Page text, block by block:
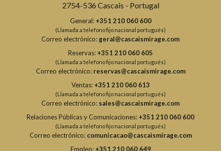
2754-536 Cascais - Portugal
General: +351 210 060 600
(Llamada a telefono fijo nacional portugués)
Correo electrónico:geral@cascaismirage.com
Reservas: +351 210 060 605
(Llamada a telefono fijo nacional portugués)
Correo electrónico: reservas@cascaismirage.com
Ventas: +351 210 060 613
(Llamada a telefono fijo nacional portugués)
Correo electrónico: sales@cascaismirage.com
Relaciones Públicas y Comunicaciones: +351 210 060 600
(Llamada a telefono fijo nacional portugués)
Correo electrónico: comunicacao@cascaismirage.com
Empleo: +351 210 060 649